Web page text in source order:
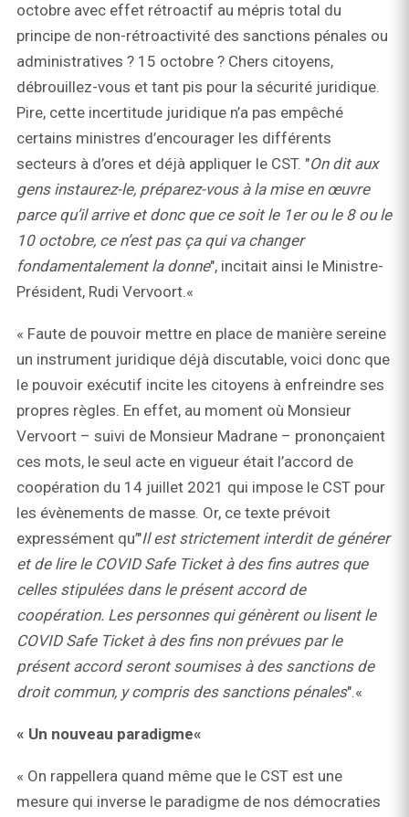
octobre avec effet rétroactif au mépris total du
principe de non-rétroactivité des sanctions pénales ou
administratives ? 15 octobre ? Chers citoyens,
débrouillez-vous et tant pis pour la sécurité juridique.
Pire, cette incertitude juridique n’a pas empêché
certains ministres d’encourager les différents
secteurs à d’ores et déjà appliquer le CST. "On dit aux
gens instaurez-le, préparez-vous à la mise en œuvre
parce qu’il arrive et donc que ce soit le 1er ou le 8 ou le
10 octobre, ce n’est pas ça qui va changer
fondamentalement la donne", incitait ainsi le Ministre-
Président, Rudi Vervoort.«
« Faute de pouvoir mettre en place de manière sereine
un instrument juridique déjà discutable, voici donc que
le pouvoir exécutif incite les citoyens à enfreindre ses
propres règles. En effet, au moment où Monsieur
Vervoort – suivi de Monsieur Madrane – prononçaient
ces mots, le seul acte en vigueur était l’accord de
coopération du 14 juillet 2021 qui impose le CST pour
les évènements de masse. Or, ce texte prévoit
expressément qu’"Il est strictement interdit de générer
et de lire le COVID Safe Ticket à des fins autres que
celles stipulées dans le présent accord de
coopération. Les personnes qui génèrent ou lisent le
COVID Safe Ticket à des fins non prévues par le
présent accord seront soumises à des sanctions de
droit commun, y compris des sanctions pénales".«
« Un nouveau paradigme«
« On rappellera quand même que le CST est une
mesure qui inverse le paradigme de nos démocraties